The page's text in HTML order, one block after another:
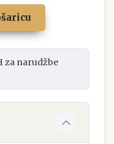
za narudžbe